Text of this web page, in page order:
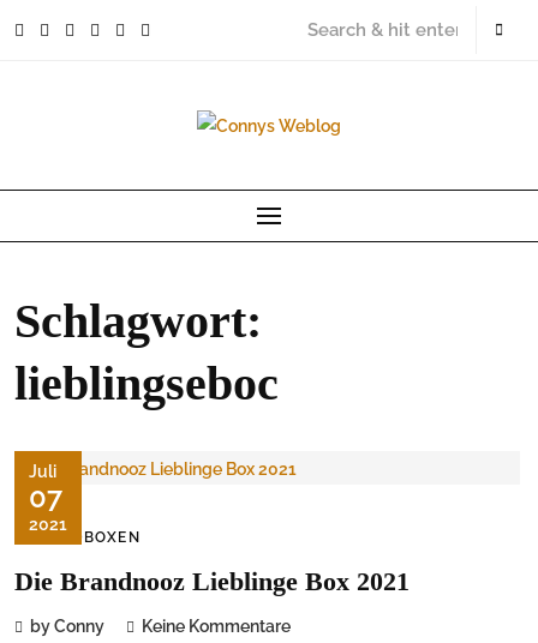
Schlagwort:
lieblingseboc
Juli
07
2021
FOODBOXEN
Die Brandnooz Lieblinge Box 2021
by Conny Keine Kommentare